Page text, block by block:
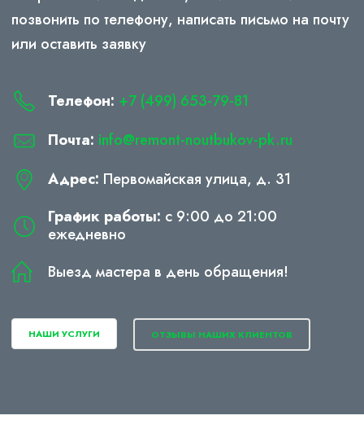
позвонить по телефону, написать письмо на почту
или оставить заявку
Телефон: +7 (499) 653-79-81
Почта: info@remont-noutbukov-pk.ru
Адрес: Первомайская улица, д. 31
График работы: с 9:00 до 21:00
ежедневно
Выезд мастера в день обращения!
НАШИ УСЛУГИ ОТЗЫВЫ НАШИХ КЛИЕНТОВ